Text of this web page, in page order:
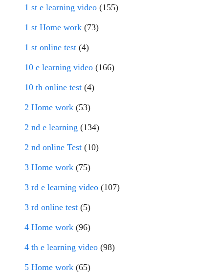
1 st e learning video (155)
1 st Home work (73)
1 st online test (4)
10 e learning video (166)
10 th online test (4)
2 Home work (53)
2 nd e learning (134)
2 nd online Test (10)
3 Home work (75)
3 rd e learning video (107)
3 rd online test (5)
4 Home work (96)
4 th e learning video (98)
5 Home work (65)